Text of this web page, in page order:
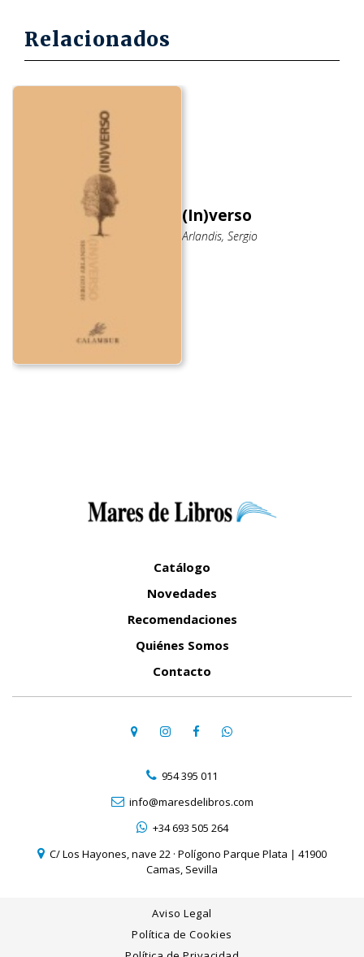
Relacionados
(In)verso
Arlandis, Sergio
Catálogo
Novedades
Recomendaciones
Quiénes Somos
Contacto
954 395 011
info@maresdelibros.com
+34 693 505 264
C/ Los Hayones, nave 22 · Polígono Parque Plata | 41900
Camas, Sevilla
Aviso Legal
Política de Cookies